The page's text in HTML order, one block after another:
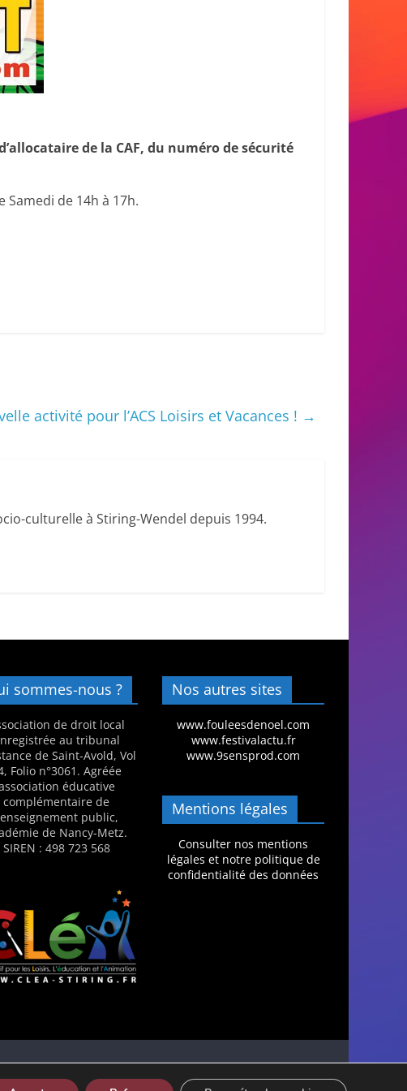
de la CAF, du numéro de sécurité
Samedi de 14h à 17h.
activité pour l’ACS Loisirs et Vacances ! →
culturelle à Stiring-Wendel depuis 1994.
sommes-nous ?
de droit local
au tribunal
de Saint-Avold, Vol
Folio n°3061. Agréée
éducative
complémentaire de
public,
de Nancy-Metz.
SIREN : 498 723 568
Nos autres sites
www.fouleesdenoel.com
www.festivalactu.fr
www.9sensprod.com
Mentions légales
Consulter nos mentions
légales et notre politique de
confidentialité des données